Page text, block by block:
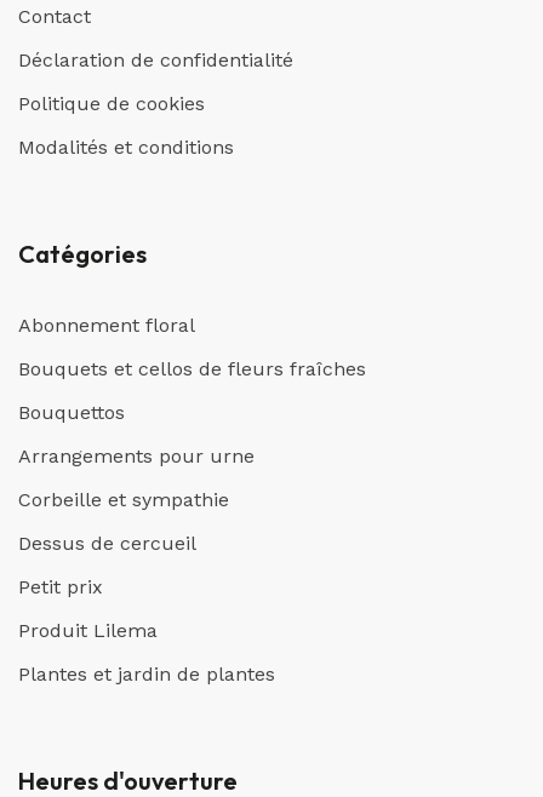
Contact
Déclaration de confidentialité
Politique de cookies
Modalités et conditions
Catégories
Abonnement floral
Bouquets et cellos de fleurs fraîches
Bouquettos
Arrangements pour urne
Corbeille et sympathie
Dessus de cercueil
Petit prix
Produit Lilema
Plantes et jardin de plantes
Heures d'ouverture